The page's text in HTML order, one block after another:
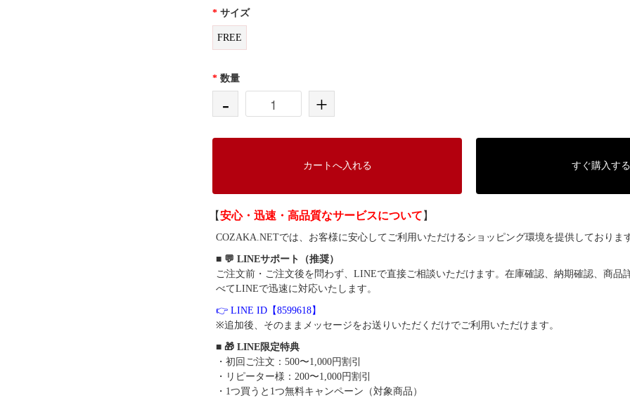
* サイズ
FREE
* 数量
- +
カートへ入れる すぐ購入する
【安心・迅速・高品質なサービスについて 】
COZAKA.NETでは、お客様に安心してご利用いただけるショッピング環境を提供しておりま
■ 💬 LINEサポート（推奨）
ご注文前・ご注文後を問わず、LINEで直接ご相談いただけます。在庫確認、納期確認、商品
べてLINEで迅速に対応いたします。
👉 LINE ID【8599618】
※追加後、そのままメッセージをお送りいただくだけでご利用いただけます。
■ 🎁 LINE限定特典
・初回ご注文：500〜1,000円割引
・リピーター様：200〜1,000円割引
・1つ買うと1つ無料キャンペーン（対象商品）